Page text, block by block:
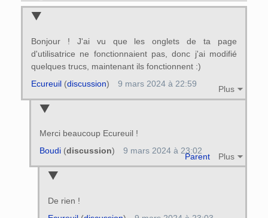
Bonjour ! J'ai vu que les onglets de ta page
d'utilisatrice ne fonctionnaient pas, donc j'ai modifié
quelques trucs, maintenant ils fonctionnent :)
Plus
Ecureuil(discussion) 9 mars 2024 à 22:59
Merci beaucoup Ecureuil !
Parent Plus
Boudi(discussion) 9 mars 2024 à 23:02
De rien !